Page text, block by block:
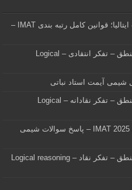
نحوه رتبه بندی داوطلبان در آزمون آیمت ایتالیا؛ قوانین کامل رتبه بندی IMAT –
نمونه سوالات آیمت ایتالیا – استدلال و منطق – تفکر انتقادی – Logical
شیمی آیمت استاد نباتی
نمونه سوالات آیمت ایتالیا – استدلال و منطق – تفکر نقادانه – Logical
پاسخ سوالات آیمت ۲۰۲۵ ایتالیا – آزمون IMAT 2025 – پاسخ سوالات شیمی
نمونه سوالات آیمت ایتالیا – استدلال و منطق – تفکر نقاد – Logical reasoning